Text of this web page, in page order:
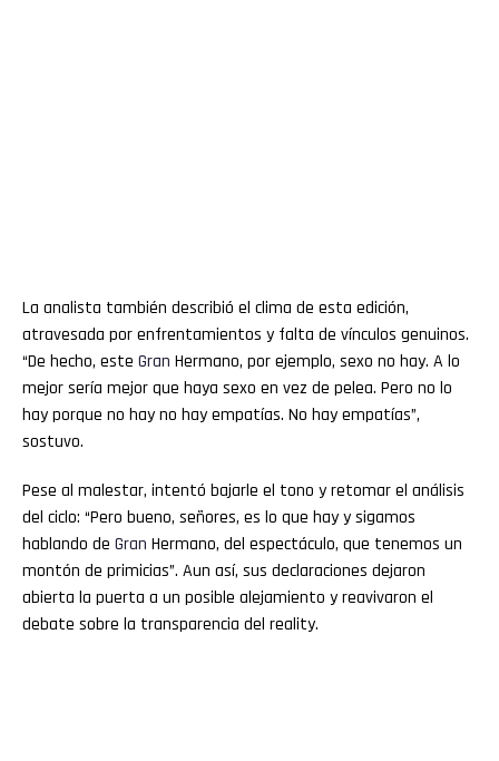
La analista también describió el clima de esta edición,
atravesada por enfrentamientos y falta de vínculos genuinos.
“De hecho, este Gran Hermano, por ejemplo, sexo no hay. A lo
mejor sería mejor que haya sexo en vez de pelea. Pero no lo
hay porque no hay no hay empatías. No hay empatías”,
sostuvo.
Pese al malestar, intentó bajarle el tono y retomar el análisis
del ciclo: “Pero bueno, señores, es lo que hay y sigamos
hablando de Gran Hermano, del espectáculo, que tenemos un
montón de primicias”. Aun así, sus declaraciones dejaron
abierta la puerta a un posible alejamiento y reavivaron el
debate sobre la transparencia del reality.